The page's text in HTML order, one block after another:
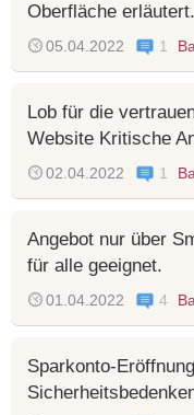
Oberfläche erläutert.
05.04.2022 1
Lob für die
Website Kritische
02.04.2022 1
Angebot nur über
für alle geeignet.
01.04.2022 4
Sparkonto-